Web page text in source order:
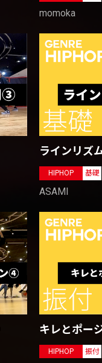
momoka
ラインリズ
HIPHOP 基礎
ASAMI
キレとポー
HIPHOP 振付